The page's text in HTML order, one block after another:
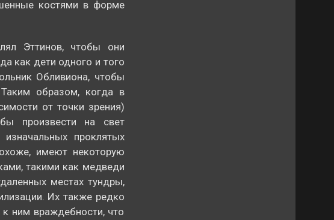
костями в форме
Эттинов, чтобы они
как дети одного и того
Обливиона, чтобы
образом, когда в
от точки зрения)
произвести на свет
проклятых
имеют некоторую
такими как медведи
местах тундры,
Их также редко
ним враждебности, что